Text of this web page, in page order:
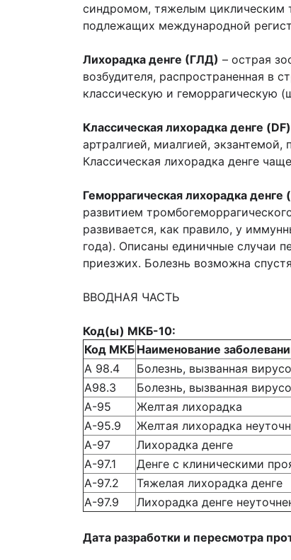
синдромом, тяжелым циклическим
подлежащих международной
Лихорадка денге (ГЛД) – острая
возбудителя, распространенная в
классическую и геморрагическую
Классическая лихорадка денге (DF)
артралгией, миалгией,
Классическая лихорадка денге
Геморрагическая лихорадка денге
развитием
развивается, как правило, у
года). Описаны единичные случаи
приезжих. Болезнь возможна
ВВОДНАЯ ЧАСТЬ
Код(ы) МКБ-10:
Код МКБ Наименование
А 98.4
Болезнь, вызванная
А98.3
Болезнь, вызванная
А-95
Желтая лихорадка
А-95.9
Желтая лихорадка
А-97
Лихорадка денге
А-97.1
Денге с клиническими
А-97.2
Тяжелая лихорадка денге
А-97.9
Лихорадка денге
Дата разработки и пересмотра